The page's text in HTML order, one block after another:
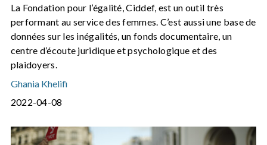
La Fondation pour l’égalité, Ciddef, est un outil très
performant au service des femmes. C’est aussi une base de
données sur les inégalités, un fonds documentaire, un
centre d’écoute juridique et psychologique et des
plaidoyers.
Ghania Khelifi
2022-04-08